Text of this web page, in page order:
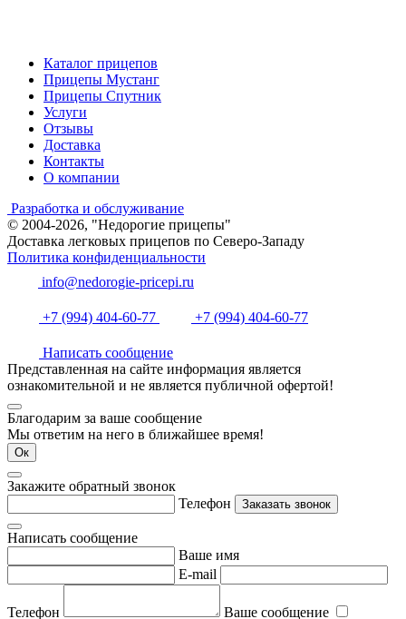
Каталог прицепов
Прицепы Мустанг
Прицепы Спутник
Услуги
Отзывы
Доставка
Контакты
О компании
Разработка и обслуживание
© 2004-2026, "Недорогие прицепы"
Доставка легковых прицепов по Северо-Западу
Политика конфиденциальности
info@nedorogie-pricepi.ru
+7 (994) 404-60-77 +7 (994) 404-60-77
Написать сообщение
Представленная на сайте информация является
ознакомительной и не является публичной офертой!
Благодарим за ваше сообщение
Мы ответим на него в ближайшее время!
Ок
Закажите обратный звонок
Телефон
Заказать звонок
Написать сообщение
Ваше имя
E-mail
Телефон Ваше сообщение